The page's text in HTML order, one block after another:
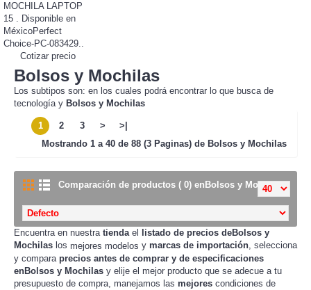
MOCHILA LAPTOP
15 . Disponible en
MéxicoPerfect
Choice-PC-083429..
Cotizar precio
Bolsos y Mochilas
Los subtipos son: en los cuales podrá encontrar lo que busca de
tecnología y Bolsos y Mochilas
1 2 3 >
>|
Mostrando 1 a 40 de 88 (3 Paginas) de Bolsos y Mochilas
Comparación de productos ( 0) enBolsos y Mochilas
Encuentra en nuestra tiendael
listado de precios deBolsos y
Mochilas los mejores modelos y marcas de importación, selecciona
y compara precios antes de comprar y de especificaciones
enBolsos y Mochilas y elije el mejor producto que se adecue a tu
presupuesto de compra , manejamos las mejores condiciones de